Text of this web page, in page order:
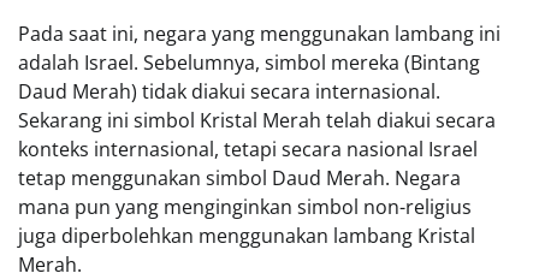
Pada saat ini, negara yang menggunakan lambang ini
adalah Israel. Sebelumnya, simbol mereka (Bintang
Daud Merah) tidak diakui secara internasional.
Sekarang ini simbol Kristal Merah telah diakui secara
konteks internasional, tetapi secara nasional Israel
tetap menggunakan simbol Daud Merah. Negara
mana pun yang menginginkan simbol non-religius
juga diperbolehkan menggunakan lambang Kristal
Merah.